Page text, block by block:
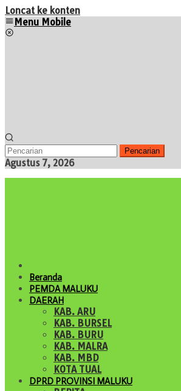
Loncat ke konten
Menu Mobile
Pencarian
Agustus 7, 2026
Beranda
PEMDA MALUKU
DAERAH
KAB. ARU
KAB. BURSEL
KAB. BURU
KAB. MALRA
KAB. MBD
KOTA TUAL
DPRD PROVINSI MALUKU